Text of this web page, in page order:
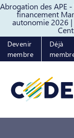
Abrogation des APE
financement
autonomie 2026 |
Passer
Devenir
membre
Déjà